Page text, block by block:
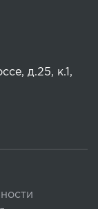
д.25, к.1,